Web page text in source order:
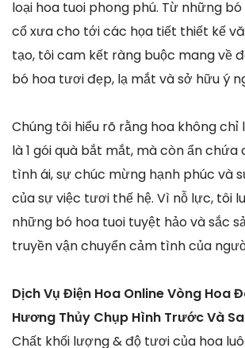
loại hoa tuoi phong phú. Từ những
cổ xưa cho tới các họa tiết thiết kế
tạo, tôi cam kết ràng buộc mang về
bó hoa tươi đẹp, lạ mắt và sở hữu ý
Chúng tôi hiểu rõ rằng hoa không chỉ
là 1 gói quà bắt mắt, mà còn ẩn
tình ái, sự chúc mừng hạnh phúc và
của sự việc tươi thế hệ. Vì nỗ lực, tôi
những bó hoa tuoi tuyệt hảo và sắc
truyền vận chuyển cảm tình của
Dịch Vụ Điện Hoa Online Vòng Hoa
Hương Thủy Chụp Hình Trước Và
Chất khối lượng & độ tươi của hoa